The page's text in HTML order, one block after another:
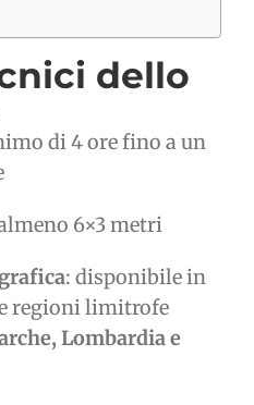
dello
di 4 ore fino a un
6×3 metri
: disponibile in
regioni limitrofe
Lombardia e